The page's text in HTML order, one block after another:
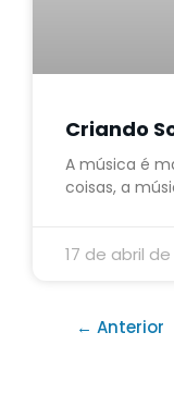
Criando
A música é
coisas, a
17 de abril de
← Anterior